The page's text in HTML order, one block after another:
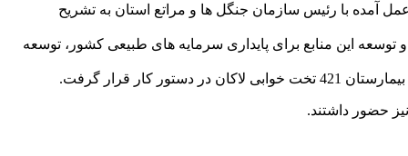
آمده با رئیس سازمان جنگل ها و مراتع استان به تشریح
این منابع برای پایداری سرمایه های طبیعی کشور، توسعه
قرار گرفت.
حضور داشتند.